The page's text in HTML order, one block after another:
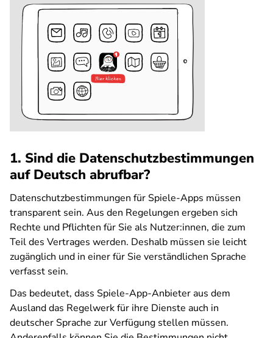
1. Sind die Datenschutzbestimmungen
auf Deutsch abrufbar?
Datenschutzbestimmungen für Spiele-Apps müssen
transparent sein. Aus den Regelungen ergeben sich
Rechte und Pflichten für Sie als Nutzer:innen, die zum
Teil des Vertrages werden. Deshalb müssen sie leicht
zugänglich und in einer für Sie verständlichen Sprache
verfasst sein.
Das bedeutet, dass Spiele-App-Anbieter aus dem
Ausland das Regelwerk für ihre Dienste auch in
deutscher Sprache zur Verfügung stellen müssen.